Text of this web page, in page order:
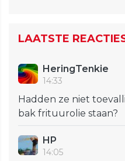
LAATSTE
HeringTenkie
14:33
Hadden ze niet
bak frituurolie staan?
HP
14:05